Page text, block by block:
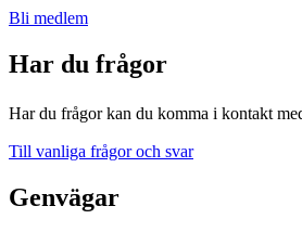
Bli medlem
Har du frågor
Har du frågor kan du komma i kontakt
Till vanliga frågor och svar
Genvägar